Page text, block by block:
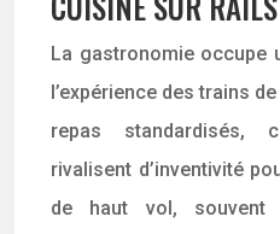
La gastronomie occupe
l’expérience des trains
repas standardisés,
rivalisent d’inventivité
de haut vol, souvent